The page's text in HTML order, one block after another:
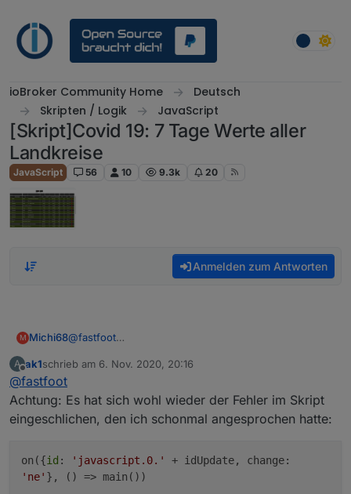
ioBroker Community Home
Deutsch
Skripten / Logik
JavaScript
[Skript]Covid 19: 7 Tage Werte aller
Landkreise
JavaScript 56 10 9.3k 20
Anmelden zum Antworten
M Michi68@fastfoot
alles wie vorher.
A
Offline
ak1schrieb am 6. Nov. 2020, 20:16
zuletzt editiert von
@fastfoot
Achtung: Es hat sich wohl wieder der Fehler im Skript
eingeschlichen, den ich schonmal angesprochen hatte:
on({id : 'javascript.0.'
+ idUpdate, change:
'ne' }, () => main())